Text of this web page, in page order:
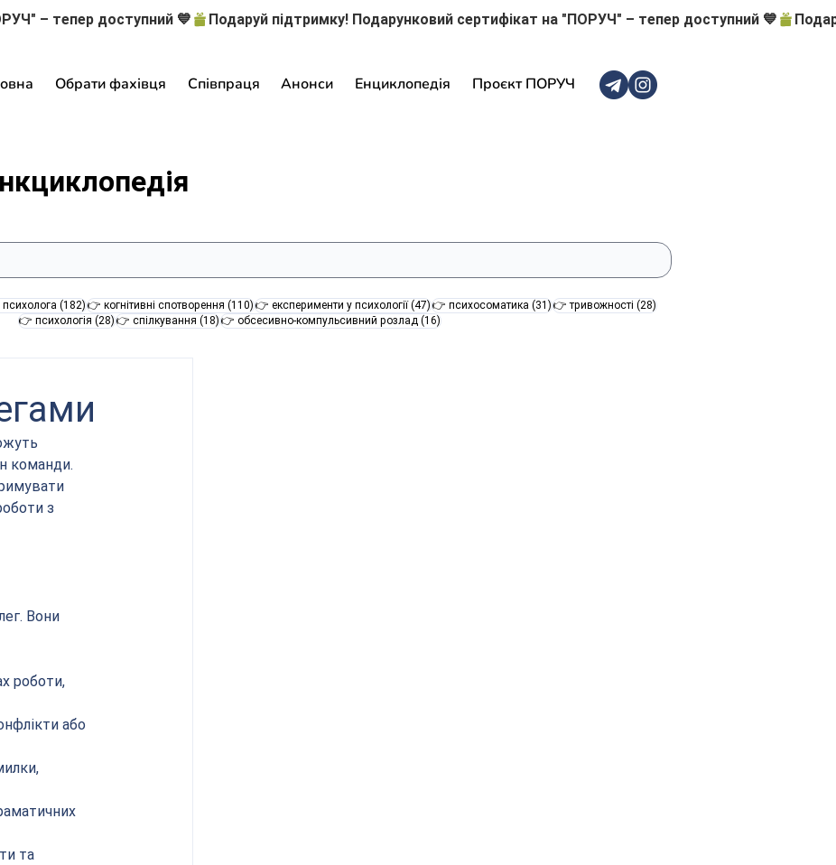
– тепер доступний 💙
Обрати фахівця Співпраця Анонси Енциклопедія Проєкт ПОРУЧ
(182)182 пости
👉 когнітивні спотворення (110)110 постів
👉 експерименти у психології (47)47 постів
👉 психосоматика (31)31 пост
👉 тривожності (28)28 постів
👉 психологія (28)28 постів
👉 спілкування (18)18 постів
👉 обсесивно-компульсивний розлад (16)16 постів
команди.
з
Вони
роботи,
або
та